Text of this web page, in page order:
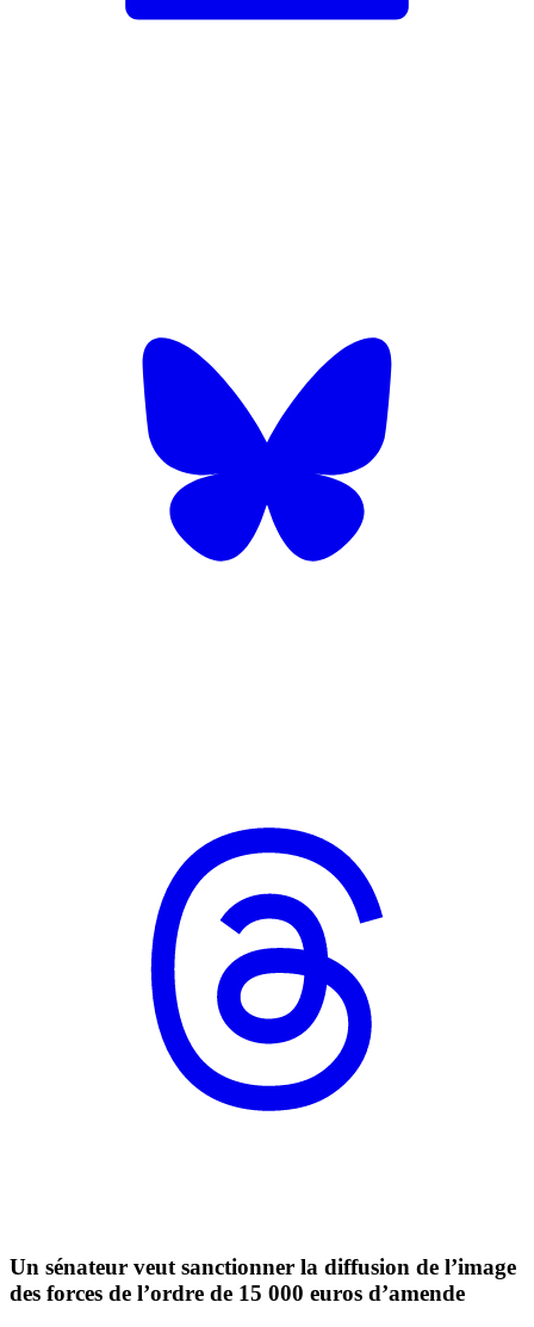
Un sénateur veut sanctionner la diffusion de l’image
des forces de l’ordre de 15 000 euros d’amende